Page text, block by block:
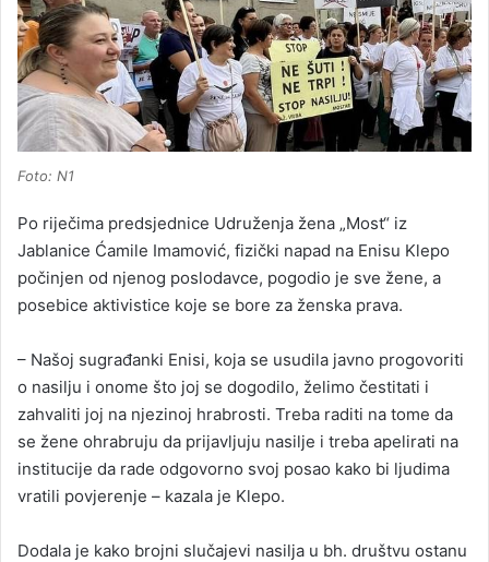
Foto: N1
Po riječima predsjednice Udruženja žena „Most“ iz
Jablanice Ćamile Imamović, fizički napad na Enisu Klepo
počinjen od njenog poslodavce, pogodio je sve žene, a
posebice aktivistice koje se bore za ženska prava.
– Našoj sugrađanki Enisi, koja se usudila javno progovoriti
o nasilju i onome što joj se dogodilo, želimo čestitati i
zahvaliti joj na njezinoj hrabrosti. Treba raditi na tome da
se žene ohrabruju da prijavljuju nasilje i treba apelirati na
institucije da rade odgovorno svoj posao kako bi ljudima
vratili povjerenje – kazala je Klepo.
Dodala je kako brojni slučajevi nasilja u bh. društvu ostanu